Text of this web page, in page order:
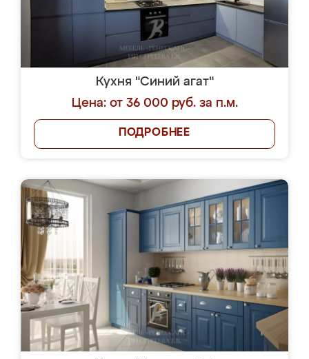
Кухня "Синий агат"
Цена: от 36 000 руб. за п.м.
ПОДРОБНЕЕ